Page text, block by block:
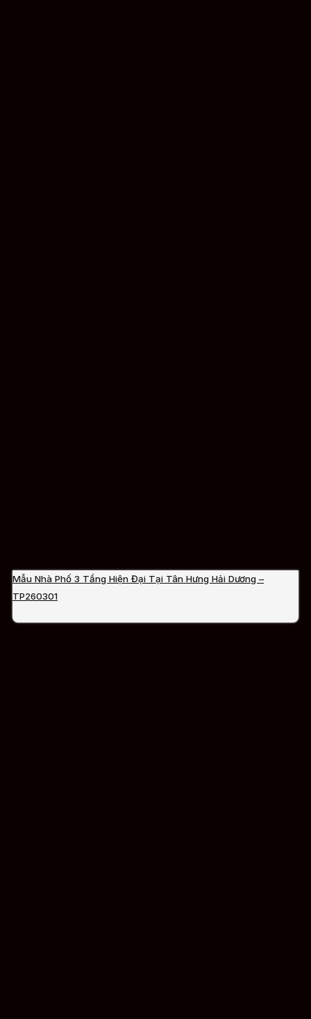
Mẫu Nhà Phố 3 Tầng Hiện Đại Tại Tân Hưng Hải Dương –
TP260301